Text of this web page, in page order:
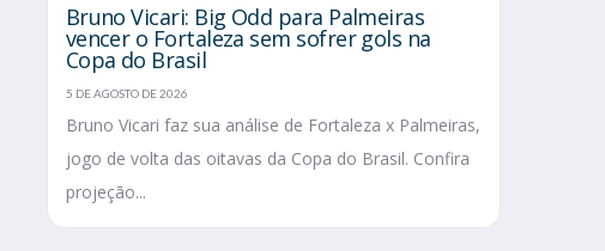
Bruno Vicari: Big Odd para Palmeiras
vencer o Fortaleza sem sofrer gols na
Copa do Brasil
5 DE AGOSTO DE 2026
Bruno Vicari faz sua análise de Fortaleza x Palmeiras,
jogo de volta das oitavas da Copa do Brasil. Confira
projeção...